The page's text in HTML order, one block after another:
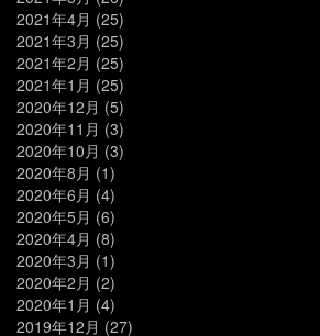
2021年4月 (25)
2021年3月 (25)
2021年2月 (25)
2021年1月 (25)
2020年12月 (5)
2020年11月 (3)
2020年10月 (3)
2020年8月 (1)
2020年6月 (4)
2020年5月 (6)
2020年4月 (8)
2020年3月 (1)
2020年2月 (2)
2020年1月 (4)
2019年12月 (27)